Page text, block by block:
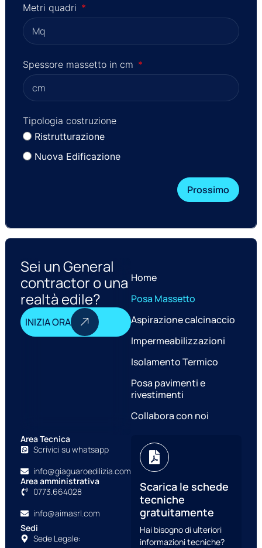
Metri quadri
Spessore massetto in cm
Tipologia costruzione
Ristrutturazione
Nuova Edificazione
Prossimo
Sei un General
contractor o una
realtà edile?
INIZIA ORA
Home
Posa Massetto
Aspirazione calcinaccio
Impermeabilizzazioni
Isolamento Termico
Posa pavimenti e
rivestimenti
Collabora con noi
Area Tecnica
Scrivici su whatsapp
info@giaguaroedilizia.com
Area amministrativa
0773.664028
info@aimasrl.com
Sedi
Sede Legale:
Scarica le schede
tecniche
gratuitamente
Hai bisogno di ulteriori
informazioni tecniche?